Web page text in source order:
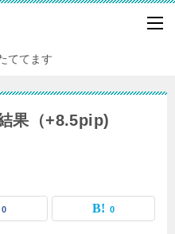
ててます
果（+8.5pip)
0 0